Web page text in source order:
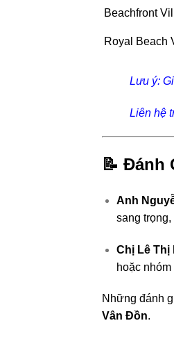
Beachfront
Royal Beach
Lưu ý:
Liên hệ
📝 Đánh
Anh
sang
Chị Lê Thị
hoặc nhóm
Những đánh
Vân Đồn.